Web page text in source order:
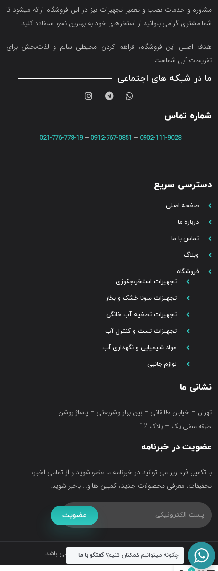
مشاوره و خدمات نصب و تعمیر تجهیزات نیز در این فروشگاه ارائه میشود تا
شما مشتری گرامی بتوانید از استخرهای خود به بهترین نحو استفاده کنید.
هدف اصلی این فروشگاه‌، فراهم کردن محیطی سالم و لذت‌بخش برای
تفریحات آبی شماست.
ما در شبکه های اجتماعی
شماره تماس
0902-111-9028
–
0912-767-0851
–
021-776-778-19
دسترسی سریع
صفحه اصلی
درباره ما
تماس با ما
وبلاگ
فروشگاه
تجهیزات استخر،جکوزی
تجهیزات سونا خشک و بخار
تجهیزات تصفیه آب خانگی
تجهیزات تست و کنترل آب
مواد شیمیایی و نگهداری آب
لوازم جانبی
نشانی ما
تهران – خیابان طالقانی – بین بهار وشریعتی – پاساژ روشن
طبقه منفی یک – پلاک 12
عضویت در خبرنامه
با تکمیل فرم زیر می توانید در خبرنامه ما عضو شوید و از تمامی اخبار،
تخفیفات، معرفی محصولات جدید، کمپین ها و… باخبر شوید.
عضویت
تمامی حقوق متعلق به فروشگاه آکواتک می باشد.
چگونه میتوانیم کمکتان کنیم؟گفتگو با ما